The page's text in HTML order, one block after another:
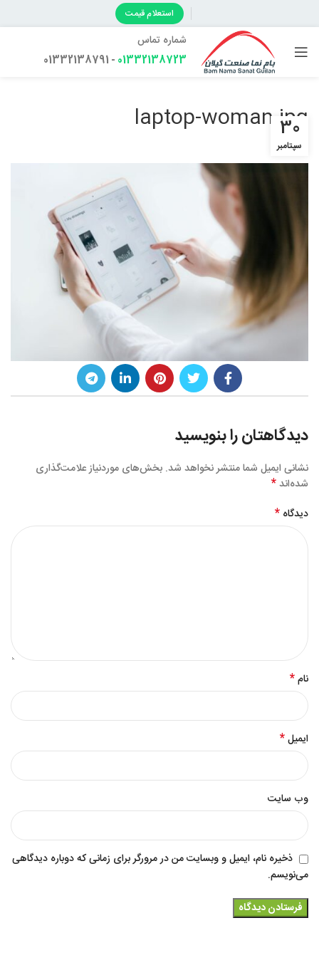
استعلام قیمت
شماره تماس
01332138723
- 01332138791
laptop-woman.jpg
30
سپتامبر
دیدگاهتان را بنویسید
نشانی ایمیل شما منتشر نخواهد شد. بخش‌های موردنیاز علامت‌گذاری
شده‌اند*
دیدگاه *
نام*
ایمیل*
وب‌ سایت
ذخیره نام، ایمیل و وبسایت من در مرورگر برای زمانی که دوباره دیدگاهی
می‌نویسم.